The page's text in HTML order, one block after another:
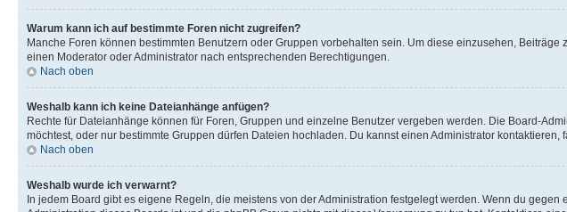
Warum kann ich auf bestimmte Foren nicht zugreifen?
Manche Foren können bestimmten Benutzern oder Gruppen vorbehalten sein. Um diese einzusehen,
einen Moderator oder Administrator nach entsprechenden Berechtigungen.
Nach oben
Weshalb kann ich keine Dateianhänge anfügen?
Rechte für Dateianhänge können für Foren, Gruppen und einzelne Benutzer vergeben werden. Die Board-
möchtest, oder nur bestimmte Gruppen dürfen Dateien hochladen. Du kannst einen Administrator
Nach oben
Weshalb wurde ich verwarnt?
In jedem Board gibt es eigene Regeln, die meistens von der Administration festgelegt werden. Wenn du